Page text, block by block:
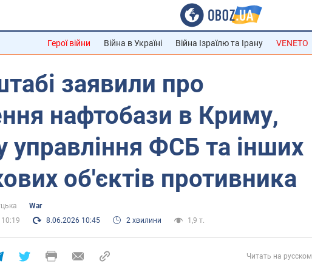
Герої війни Війна в Україні Війна Ізраїлю та Ірану VENETO
заявили про
нафтобази в Криму,
управління ФСБ та інших
об'єктів противника
War
8.06.2026 10:45 2 хвилини 1,9 т.
Читать на русском